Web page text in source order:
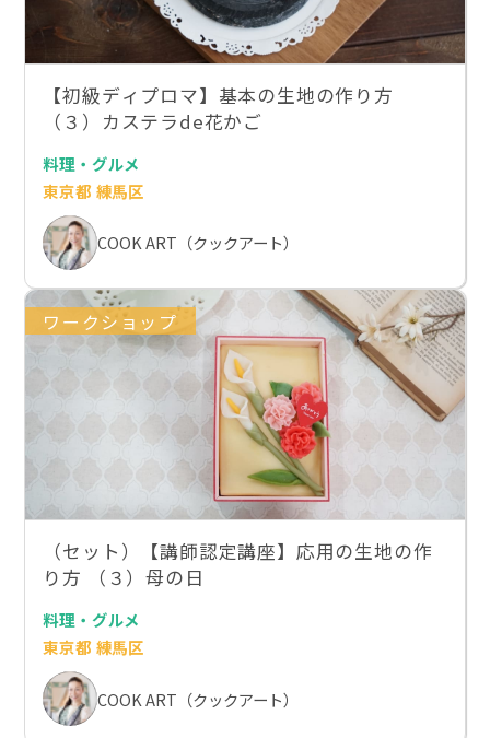
【初級ディプロマ】基本の生地の作り方
（３）カステラde花かご
料理・グルメ
東京都 練馬区
COOK ART（クックアート）
ワークショップ
（セット）【講師認定講座】応用の生地の作
り方 （３）母の日
料理・グルメ
東京都 練馬区
COOK ART（クックアート）